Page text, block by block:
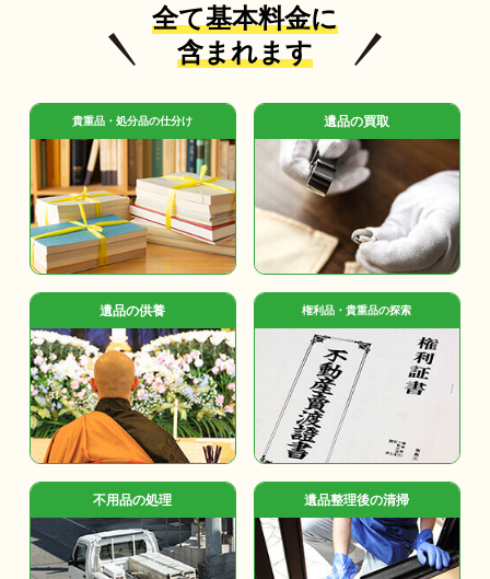
全て基本料金に
含まれます
貴重品・処分品の仕分け 遺品の買取
遺品の供養 権利品・貴重品の探索
不用品の処理 遺品整理後の清掃